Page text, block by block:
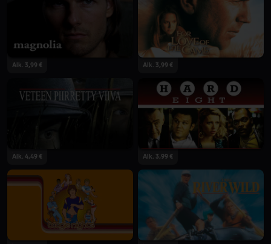
Alk. 3,99 € Alk. 3,99 €
Alk. 4,49 € Alk. 3,99 €